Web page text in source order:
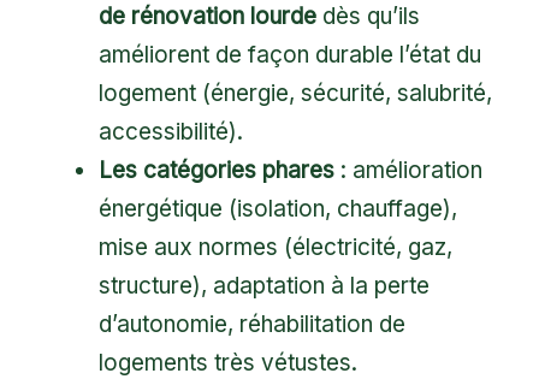
de rénovation lourde dès qu’ils
améliorent de façon durable l’état du
logement (énergie, sécurité, salubrité,
accessibilité).
Les catégories phares : amélioration
énergétique (isolation, chauffage),
mise aux normes (électricité, gaz,
structure), adaptation à la perte
d’autonomie, réhabilitation de
logements très vétustes.